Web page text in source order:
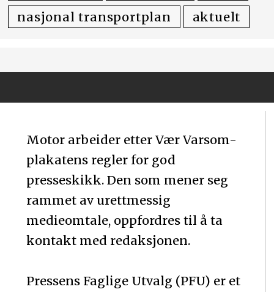
nasjonal transportplan
aktuelt
Motor arbeider etter Vær Varsom-
plakatens regler for god
presseskikk. Den som mener seg
rammet av urettmessig
medieomtale, oppfordres til å ta
kontakt med redaksjonen.
Pressens Faglige Utvalg (PFU) er et